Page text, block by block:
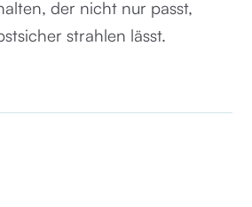
der nicht nur passt,
strahlen lässt.